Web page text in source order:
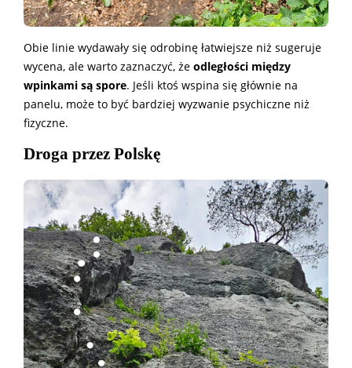
Obie linie wydawały się odrobinę łatwiejsze niż sugeruje
wycena, ale warto zaznaczyć, że odległości między
wpinkami są spore. Jeśli ktoś wspina się głównie na
panelu, może to być bardziej wyzwanie psychiczne niż
fizyczne.
Droga przez Polskę